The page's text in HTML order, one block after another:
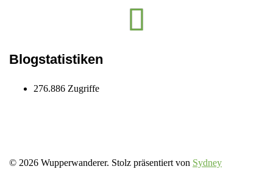
Blogstatistiken
276.886 Zugriffe
© 2026 Wupperwanderer. Stolz präsentiert von Sydney